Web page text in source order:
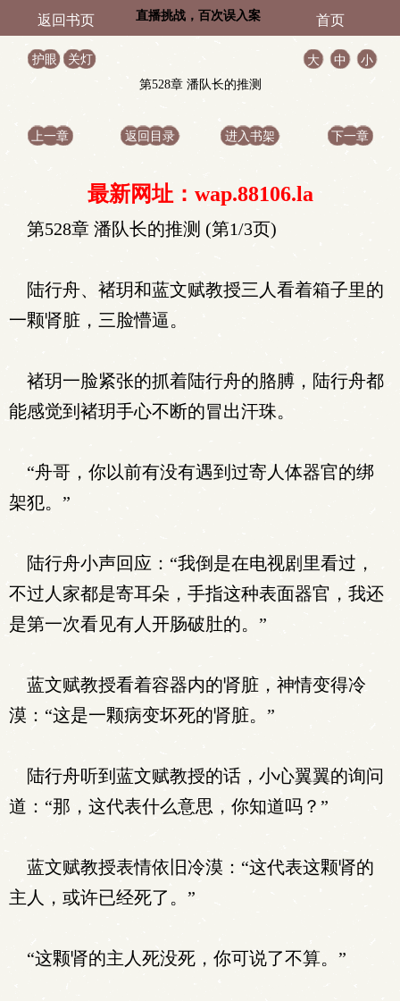
返回书页 直播挑战，百次误入案 首页
护眼 关灯 大 中
小
第528章 潘队长的推测
上一章 返回目录 进入书架 下一章
最新网址：wap.88106.la
第528章 潘队长的推测 (第1/3页)
陆行舟、褚玥和蓝文赋教授三人看着箱子里的
一颗肾脏，三脸懵逼。
褚玥一脸紧张的抓着陆行舟的胳膊，陆行舟都
能感觉到褚玥手心不断的冒出汗珠。
“舟哥，你以前有没有遇到过寄人体器官的绑
架犯。”
陆行舟小声回应：“我倒是在电视剧里看过，
不过人家都是寄耳朵，手指这种表面器官，我还
是第一次看见有人开肠破肚的。”
蓝文赋教授看着容器内的肾脏，神情变得冷
漠：“这是一颗病变坏死的肾脏。”
陆行舟听到蓝文赋教授的话，小心翼翼的询问
道：“那，这代表什么意思，你知道吗？”
蓝文赋教授表情依旧冷漠：“这代表这颗肾的
主人，或许已经死了。”
“这颗肾的主人死没死，你可说了不算。”